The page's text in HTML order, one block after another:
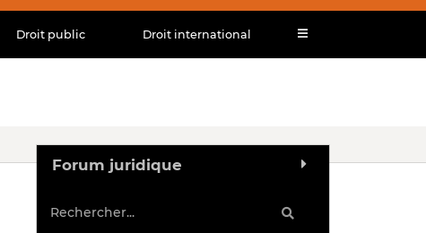
Droit public Droit international
Forum juridique